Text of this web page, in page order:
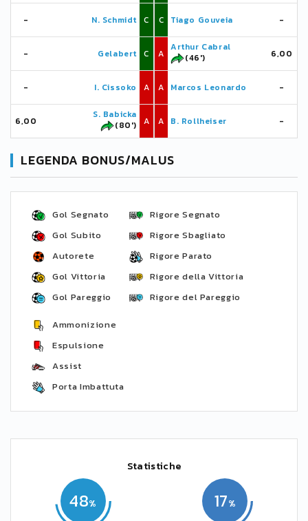
- N. Schmidt C
- Gelabert C
- I. Cissoko A
6,00
S. Babicka
(80')
A
C Tiago Gouveia -
A
Arthur Cabral
(46')
6,00
A Marcos Leonardo -
A B. Rollheiser -
LEGENDA BONUS/MALUS
Gol Segnato
Gol Subito
Autorete
Gol Vittoria
Gol Pareggio
Rigore Segnato
Rigore Sbagliato
Rigore Parato
Rigore della Vittoria
Rigore del Pareggio
Ammonizione
Espulsione
Assist
Porta Imbattuta
Statistiche
48 17